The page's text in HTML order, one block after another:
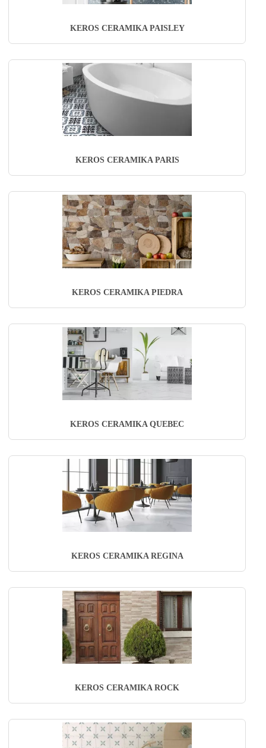
KEROS CERAMIKA PAISLEY
KEROS CERAMIKA PARIS
KEROS CERAMIKA PIEDRA
KEROS CERAMIKA QUEBEC
KEROS CERAMIKA REGINA
KEROS CERAMIKA ROCK